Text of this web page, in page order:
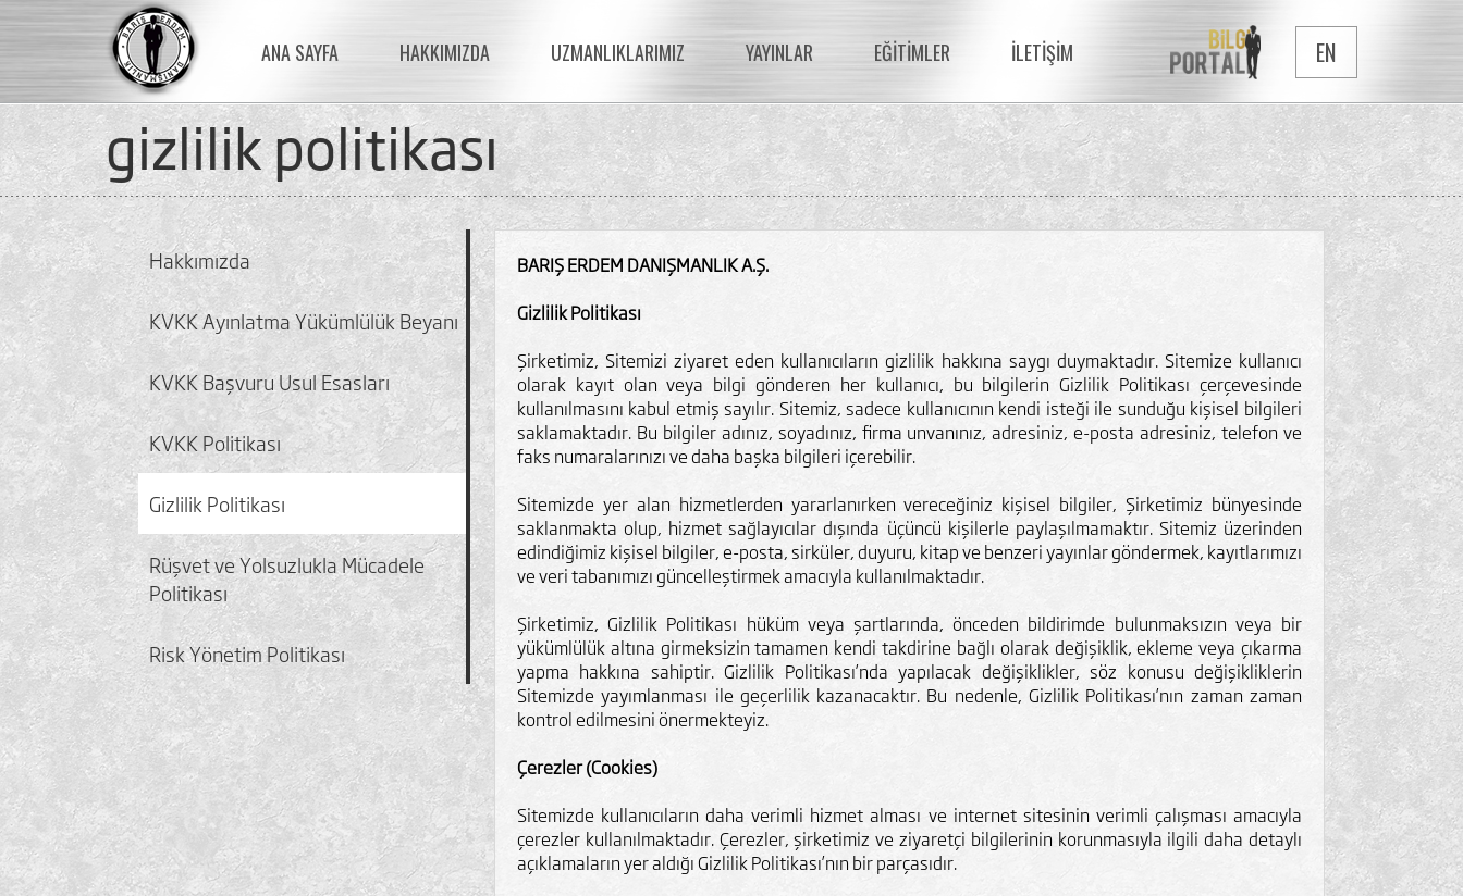
ANA SAYFA HAKKIMIZDA UZMANLIKLARIMIZ YAYINLAR EĞİTİMLER İLETİŞİM EN
gizlilik politikası
Hakkımızda
KVKK Ayınlatma Yükümlülük Beyanı
KVKK Başvuru Usul Esasları
KVKK Politikası
Gizlilik Politikası
Rüşvet ve Yolsuzlukla Mücadele
Politikası
Risk Yönetim Politikası
BARIŞ ERDEM DANIŞMANLIK A.Ş.
Gizlilik Politikası
Şirketimiz, Sitemizi ziyaret eden kullanıcıların gizlilik hakkına saygı duymaktadır. Sitemize kullanıcı
olarak kayıt olan veya bilgi gönderen her kullanıcı, bu bilgilerin Gizlilik Politikası çerçevesinde
kullanılmasını kabul etmiş sayılır. Sitemiz, sadece kullanıcının kendi isteği ile sunduğu kişisel bilgileri
saklamaktadır. Bu bilgiler adınız, soyadınız, firma unvanınız, adresiniz, e-posta adresiniz, telefon ve
faks numaralarınızı ve daha başka bilgileri içerebilir.
Sitemizde yer alan hizmetlerden yararlanırken vereceğiniz kişisel bilgiler, Şirketimiz bünyesinde
saklanmakta olup, hizmet sağlayıcılar dışında üçüncü kişilerle paylaşılmamaktır. Sitemiz üzerinden
edindiğimiz kişisel bilgiler, e-posta, sirküler, duyuru, kitap ve benzeri yayınlar göndermek, kayıtlarımızı
ve veri tabanımızı güncelleştirmek amacıyla kullanılmaktadır.
Şirketimiz, Gizlilik Politikası hüküm veya şartlarında, önceden bildirimde bulunmaksızın veya bir
yükümlülük altına girmeksizin tamamen kendi takdirine bağlı olarak değişiklik, ekleme veya çıkarma
yapma hakkına sahiptir. Gizlilik Politikası’nda yapılacak değişiklikler, söz konusu değişikliklerin
Sitemizde yayımlanması ile geçerlilik kazanacaktır. Bu nedenle, Gizlilik Politikası’nın zaman zaman
kontrol edilmesini önermekteyiz.
Çerezler (Cookies)
Sitemizde kullanıcıların daha verimli hizmet alması ve internet sitesinin verimli çalışması amacıyla
çerezler kullanılmaktadır. Çerezler, şirketimiz ve ziyaretçi bilgilerinin korunmasıyla ilgili daha detaylı
açıklamaların yer aldığı Gizlilik Politikası’nın bir parçasıdır.